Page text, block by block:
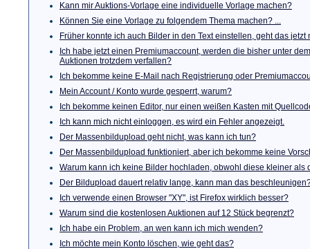
Kann mir Auktions-Vorlage eine individuelle Vorlage machen?
Können Sie eine Vorlage zu folgendem Thema machen? ...
Früher konnte ich auch Bilder in den Text einstellen, geht das jetzt
Ich habe jetzt einen Premiumaccount, werden die bisher unter
Auktionen trotzdem verfallen?
Ich bekomme keine E-Mail nach Registrierung oder
Mein Account / Konto wurde gesperrt, warum?
Ich bekomme keinen Editor, nur einen weißen Kasten mit
Ich kann mich nicht einloggen, es wird ein Fehler angezeigt.
Der Massenbildupload geht nicht, was kann ich tun?
Der Massenbildupload funktioniert, aber ich bekomme keine
Warum kann ich keine Bilder hochladen, obwohl diese kleiner als
Der Bildupload dauert relativ lange, kann man das
Ich verwende einen Browser "XY", ist Firefox wirklich besser?
Warum sind die kostenlosen Auktionen auf 12 Stück begrenzt?
Ich habe ein Problem, an wen kann ich mich wenden?
Ich möchte mein Konto löschen, wie geht das?